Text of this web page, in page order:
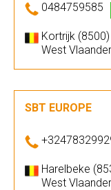
0484759585
Kortrijk (8500)
West
SBT EUROPE
Harelbeke
West